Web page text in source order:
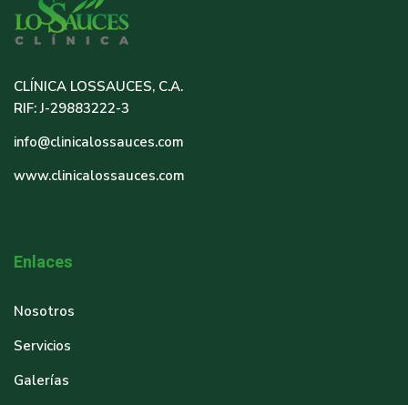
CLÍNICA LOSSAUCES, C.A.
RIF: J-29883222-3
info@clinicalossauces.com
www.clinicalossauces.com
Enlaces
Nosotros
Servicios
Galerías